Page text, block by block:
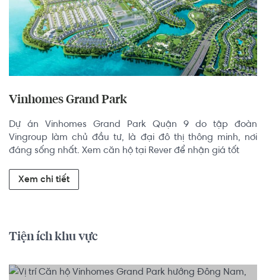
Vinhomes Grand Park
Dự án Vinhomes Grand Park Quận 9 do tập đoàn
Vingroup làm chủ đầu tư, là đại đô thị thông minh, nơi
đáng sống nhất. Xem căn hộ tại Rever để nhận giá tốt
Xem chi tiết
Tiện ích khu vực